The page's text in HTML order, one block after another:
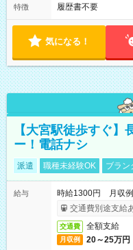
特徴 履歴書不要
気になる！
【大宮駅徒歩すぐ】
ー！電話ナシ
派遣 職種未経験OK ブラン
給与
時給1300円 月収
交通費別途支給
交通費 全額支給
月収例 20～25万円